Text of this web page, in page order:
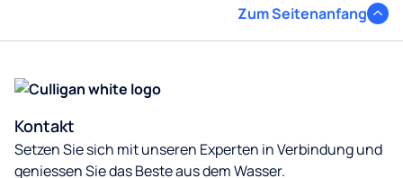
Zum Seitenanfang
Kontakt
Setzen Sie sich mit unseren Experten in Verbindung und
geniessen Sie das Beste aus dem Wasser.